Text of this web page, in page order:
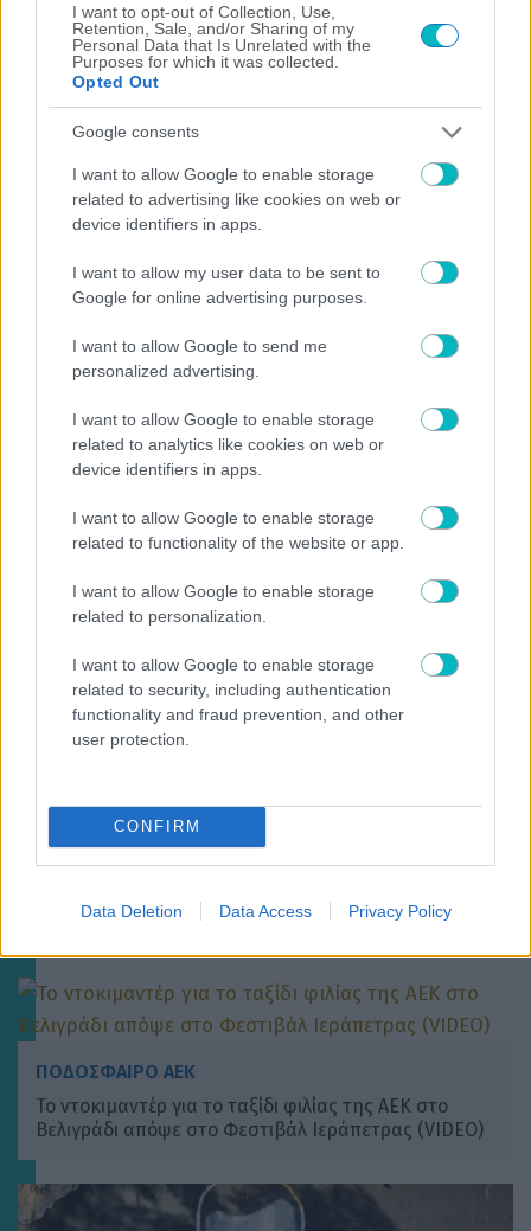
I want to opt-out of Collection, Use,
Retention, Sale, and/or Sharing of my
Personal Data that Is Unrelated with the
Purposes for which it was collected.
Opted Out
Google consents
I want to allow Google to enable storage
related to advertising like cookies on web or
device identifiers in apps.
I want to allow my user data to be sent to
Google for online advertising purposes.
I want to allow Google to send me
personalized advertising.
I want to allow Google to enable storage
related to analytics like cookies on web or
device identifiers in apps.
I want to allow Google to enable storage
related to functionality of the website or app.
I want to allow Google to enable storage
related to personalization.
I want to allow Google to enable storage
related to security, including authentication
functionality and fraud prevention, and other
user protection.
CONFIRM
Data Deletion Data Access Privacy Policy
ΠΟΔΟΣΦΑΙΡΟ ΑΕΚ
πάντα εδώ! Δίπλα μας!» (ΦΩΤΟ)
ΠΟΔΟΣΦΑΙΡΟ ΑΕΚ
Αντίπαλοι ΑΕΚ: Η Λέφσκι Σόφιας νίκησε (2-0) την
Λοκομοτίβ Πλοβντίβ
ΠΟΔΟΣΦΑΙΡΟ ΑΕΚ
Το ντοκιμαντέρ για το ταξίδι φιλίας της ΑΕΚ στο
Βελιγράδι απόψε στο Φεστιβάλ Ιεράπετρας (VIDEO)